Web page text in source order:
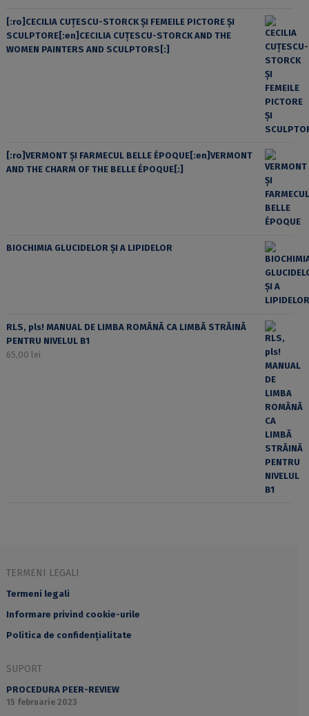
[:ro]CECILIA CUŢESCU-STORCK ŞI FEMEILE PICTORE ŞI
SCULPTORE[:en]CECILIA CUŢESCU-STORCK AND THE
WOMEN PAINTERS AND SCULPTORS[:]
[:ro]VERMONT ȘI FARMECUL BELLE ÉPOQUE[:en]VERMONT
AND THE CHARM OF THE BELLE ÉPOQUE[:]
BIOCHIMIA GLUCIDELOR ȘI A LIPIDELOR
RLS, pls! MANUAL DE LIMBA ROMÂNĂ CA LIMBĂ STRĂINĂ
PENTRU NIVELUL B1
65,00 lei
TERMENI LEGALI
Termeni legali
Informare privind cookie-urile
Politica de confidențialitate
SUPORT
PROCEDURA PEER-REVIEW
15 februarie 2023